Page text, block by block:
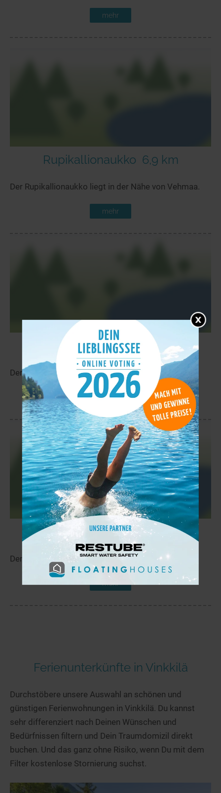
mehr
Rupikallionaukko 6,9 km
Der Rupikallionaukko liegt in der Nähe von Vehmaa.
mehr
Hankasjärvi 7,4 km
Der Hankasjärvi liegt in der Nähe von Vinkkilä.
mehr
Appuljärvi 7,6 km
Der Appuljärvi liegt in der Nähe von Vinkkilä.
mehr
Ferienunterkünfte in Vinkkilä
Durchstöbere unsere Auswahl an schönen und
günstigen Ferienwohnungen in Vinkkilä. Du kannst
sehr differenziert nach Deinen Wünschen und
Bedürfnissen filtern und Dein Traumdomizil direkt
buchen. Und das ganz ohne Risiko, wenn Du mit dem
Filter kostenlose Stornierung suchst.